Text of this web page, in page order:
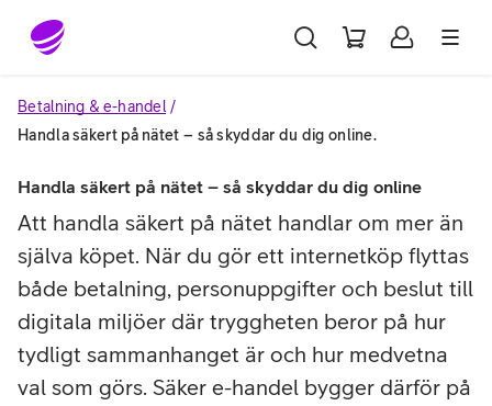
Gå till sidans innehåll
Betalning & e-handel
Handla säkert på nätet – så skyddar du dig online.
Handla säkert på nätet – så skyddar du dig online
Att handla säkert på nätet handlar om mer än
själva köpet. När du gör ett internetköp flyttas
både betalning, personuppgifter och beslut till
digitala miljöer där tryggheten beror på hur
tydligt sammanhanget är och hur medvetna
val som görs. Säker e-handel bygger därför på